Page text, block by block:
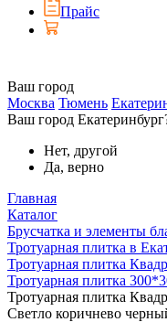
Прайс
Ваш город
Москва Тюмень
Ваш город
Нет, другой
Да, верно
Главная
Каталог
Брусчатка и элементы
Тротуарная плитка в
Тротуарная плитка
Тротуарная плитка
Тротуарная плитка
Светло коричнево